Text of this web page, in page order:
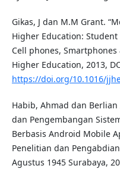
Gikas, J dan M.M Grant.
Higher Education:
Cell phones,
Higher Education, 2013,
https://doi.org/10.1016/
Habib, Ahmad dan
dan Pengembangan
Berbasis Android Mobile
Penelitian dan
Agustus 1945 Surabaya,